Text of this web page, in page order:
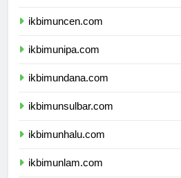
ikbimuncen.com
ikbimunipa.com
ikbimundana.com
ikbimunsulbar.com
ikbimunhalu.com
ikbimunlam.com